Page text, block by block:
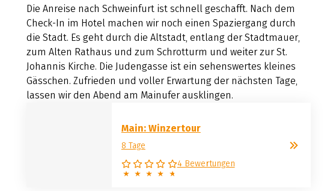
Die Anreise nach Schweinfurt ist schnell geschafft. Nach dem
Check-In im Hotel machen wir noch einen Spaziergang durch
die Stadt. Es geht durch die Altstadt, entlang der Stadtmauer,
zum Alten Rathaus und zum Schrotturm und weiter zur St.
Johannis Kirche. Die Judengasse ist ein sehenswertes kleines
Gässchen. Zufrieden und voller Erwartung der nächsten Tage,
lassen wir den Abend am Mainufer ausklingen.
Main: Winzertour
8 Tage
4 Bewertungen